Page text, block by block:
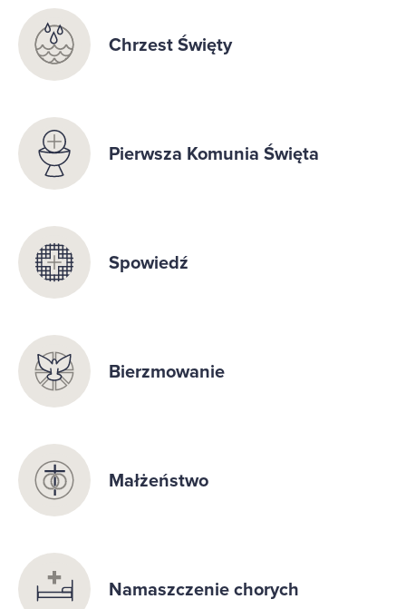
Chrzest Święty
Pierwsza Komunia Święta
Spowiedź
Bierzmowanie
Małżeństwo
Namaszczenie chorych